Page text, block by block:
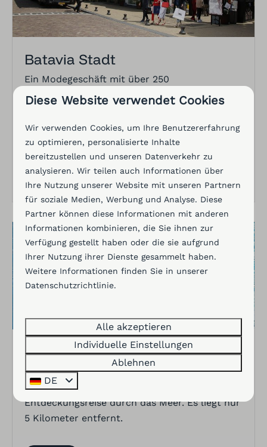
Batavia Stadt
Ein Modegeschäft mit über 250
niederländischen und internationalen
können Sie bis vor die Tore von Batavia Stad
laufen.
MEHR
Dolfinarium
Das Dolfinarium ist der größte
Meeressäugerpark Europas und eine wahre
Entdeckungsreise durch das Meer. Es liegt nur
5 Kilometer entfernt.
Diese Website verwendet Cookies
Wir verwenden Cookies, um Ihre Benutzererfahrung
zu optimieren, personalisierte Inhalte
bereitzustellen und unseren Datenverkehr zu
analysieren. Wir teilen auch Informationen über
Ihre Nutzung unserer Website mit unseren Partnern
für soziale Medien, Werbung und Analyse. Diese
Partner können diese Informationen mit anderen
Informationen kombinieren, die Sie ihnen zur
Verfügung gestellt haben oder die sie aufgrund
Ihrer Nutzung ihrer Dienste gesammelt haben.
Weitere Informationen finden Sie in unserer
Datenschutzrichtlinie.
Alle akzeptieren
Individuelle Einstellungen
Ablehnen
DE